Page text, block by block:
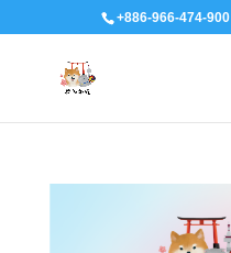
+886-966-474-900